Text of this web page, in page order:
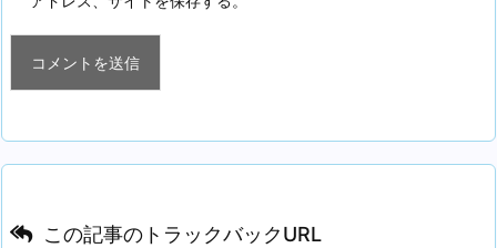
この記事のトラックバックURL